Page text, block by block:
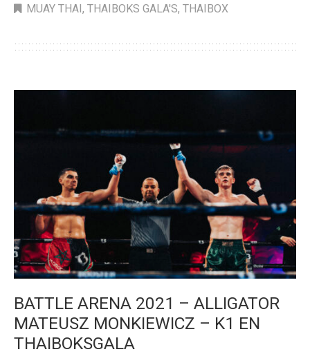
MUAY THAI , THAIBOKS GALA'S, THAIBOX
BATTLE ARENA 2021 – ALLIGATOR
MATEUSZ MONKIEWICZ – K1 EN
THAIBOKSGALA